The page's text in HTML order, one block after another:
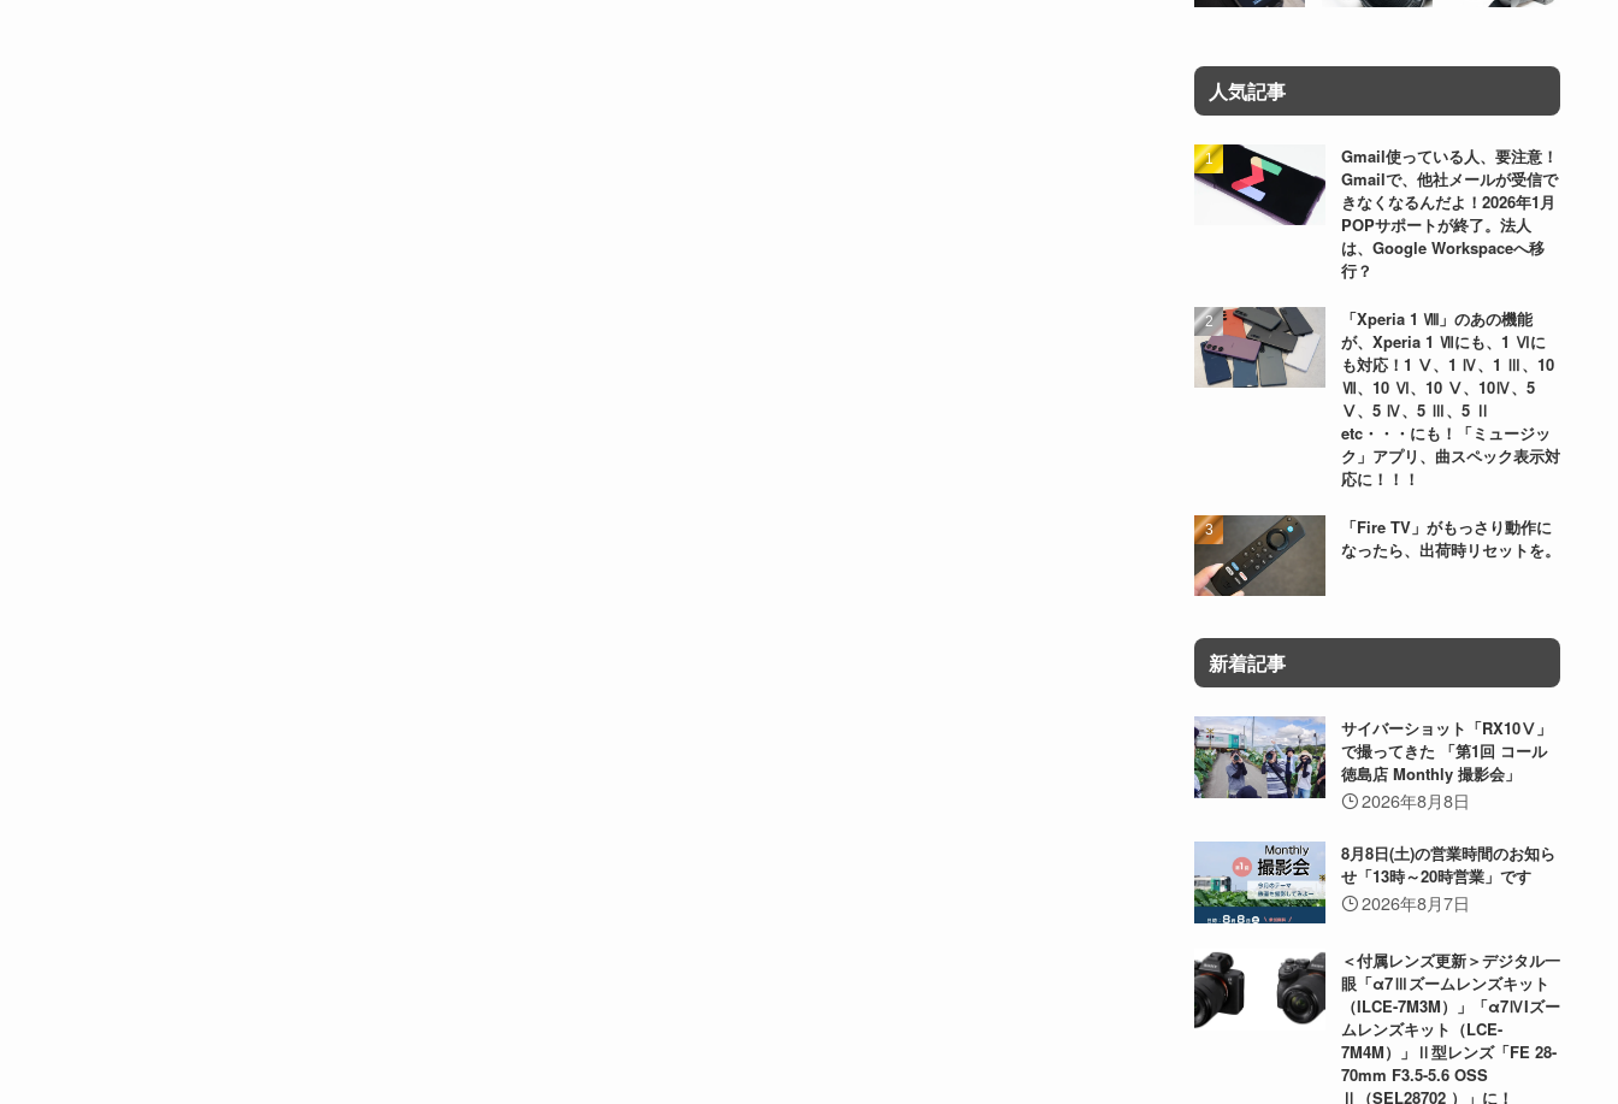
人気記事
Gmail使っている人、要注意！
Gmailで、他社メールが受信で
きなくなるんだよ！2026年1月
POPサポートが終了。法人
は、Google Workspaceへ移
行？
「Xperia 1 Ⅷ」のあの機能
が、Xperia 1 Ⅶにも、1 Ⅵに
も対応！1 Ⅴ、1 Ⅳ、1 Ⅲ、10
Ⅶ、10 Ⅵ、10 Ⅴ、10Ⅳ、5
Ⅴ、5 Ⅳ、5 Ⅲ、5 Ⅱ
etc・・・にも！「ミュージッ
ク」アプリ、曲スペック表示対
応に！！！
「Fire TV」がもっさり動作に
なったら、出荷時リセットを。
新着記事
サイバーショット「RX10Ⅴ」
で撮ってきた 「第1回 コール
徳島店 Monthly 撮影会」
2026年8月8日
8月8日(土)の営業時間のお知ら
せ「13時～20時営業」です
2026年8月7日
＜付属レンズ更新＞デジタル一
眼「α7Ⅲズームレンズキット
（ILCE-7M3M）」「α7ⅣIズー
ムレンズキット（LCE-
7M4M）」Ⅱ型レンズ「FE 28-
70mm F3.5-5.6 OSS
Ⅱ（SEL28702 ）」に！